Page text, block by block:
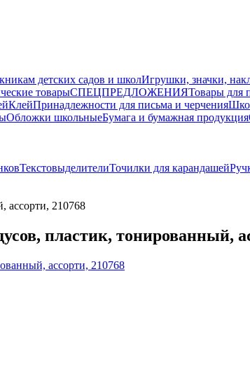
детских садов и школИгрушки, значки,
товарыСПЕЦПРЕДЛОЖЕНИЯТовары для
КлейПринадлежности для письма и черчения
Обложки школьныеБумага и бумажная продукция
ТекстовыделителиТочилки для карандашей
ассорти, 210768
пластик, тонированный,